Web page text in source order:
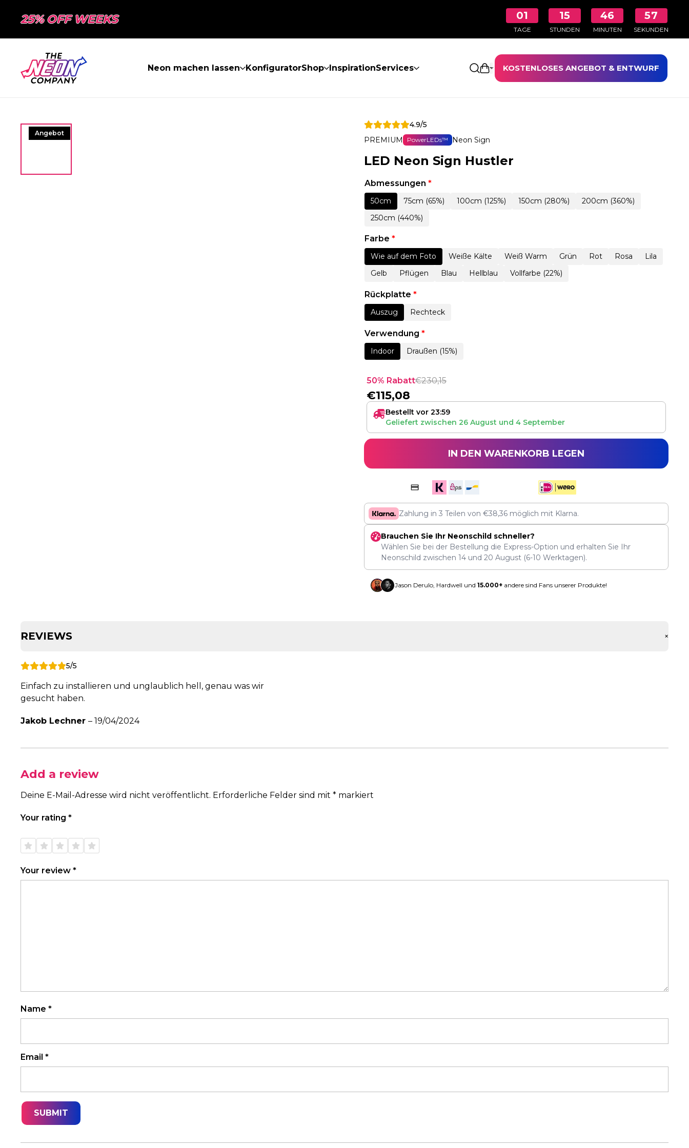
25% OFF WEEKS 01
TAGE
15
STUNDEN
46
MINUTEN
56
SEKUNDEN
Neon machen lassen KonfiguratorShop InspirationServices Einkaufswagen öffnen
KOSTENLOSES ANGEBOT & ENTWURF
Angebot
4.9/5
PREMIUM
PowerLEDs™ Neon Sign
LED Neon Sign Hustler
Abmessungen *
50cm 75cm (65%) 100cm (125%) 150cm (280%)
200cm (360%)
250cm (440%)
Farbe *
Wie auf dem Foto Weiße Kälte Weiß Warm Grün Rot Rosa
Lila
Gelb
Pflügen Blau Hellblau Vollfarbe (22%)
Rückplatte *
Auszug Rechteck
Verwendung *
Indoor Draußen (15%)
50% Rabatt€230,15
€115,08
Bestellt vor 23:59
Geliefert zwischen 26 August und 4 September
IN DEN WARENKORB LEGEN
Zahlung in 3 Teilen von€38,36 möglich mit Klarna.
Brauchen Sie Ihr Neonschild schneller?
Wählen Sie bei der Bestellung die Express-Option und erhalten Sie Ihr
Neonschild zwischen 14und 20 August(6-10 Werktagen).
Jason Derulo, Hardwell und 15.000+andere sind Fans unserer Produkte!
REVIEWS +
5/5
Einfach zu installieren und unglaublich hell, genau was wir
gesucht haben.
Jakob Lechner – 19/04/2024
Add a review
Deine E-Mail-Adresse wird nicht veröffentlicht. Erforderliche Felder sind mit * markiert
Your rating *
5
5
5
5
5
Your review *
Name *
Email *